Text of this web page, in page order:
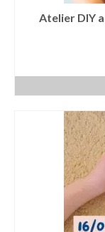
Atelier DIY